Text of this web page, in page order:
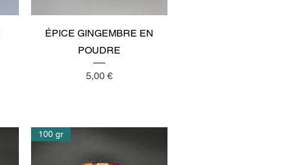
Aperçu rapide
ÉPICE GINGEMBRE EN
POUDRE
Prix
5,00 €
100 gr